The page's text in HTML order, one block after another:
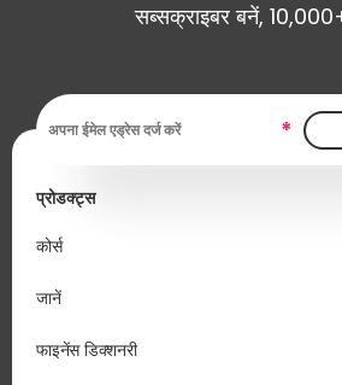
सब्सक्राइबर बनें,
ईमेल एड्रेस आवश्यक है *
प्रोडक्ट्स
कोर्स
जानें
फाइनेंस डिक्शनरी